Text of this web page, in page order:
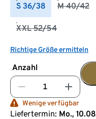
S 36/38 M 40/42
XXL 52/54
Richtige Größe ermitteln
Anzahl
Wenige verfügbar
Liefertermin: Mo.,